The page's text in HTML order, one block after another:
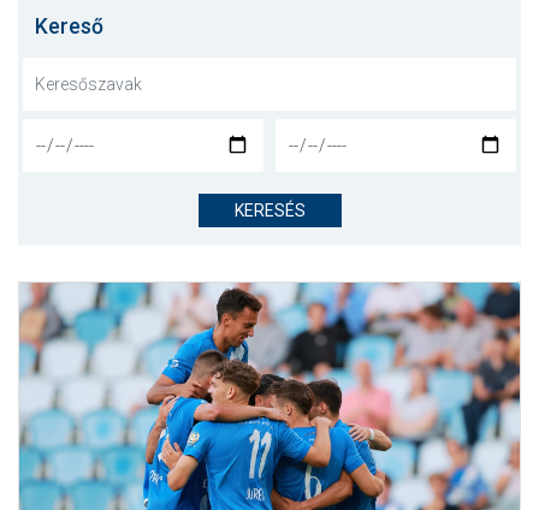
JEGYÉRTÉKESÍTÉS
NYITÓLAP
CSAPATOK
KLUB
GALÉRIA
SZURKOLÓI ÉLMÉNYEK
AKKREDITÁCIÓ
Kereső
KERESÉS